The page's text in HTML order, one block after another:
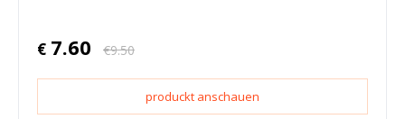
€ 7.60 €9.50
produckt anschauen